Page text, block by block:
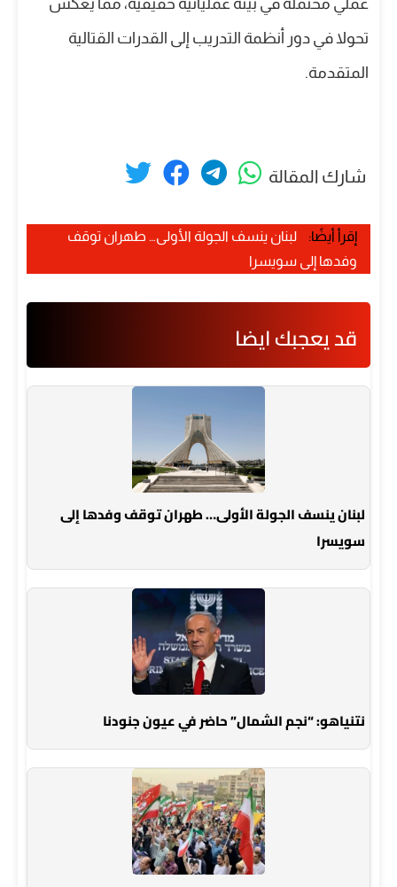
عملي محتملة في بيئة عملياتية حقيقية، مما يعكس
تحولا في دور أنظمة التدريب إلى القدرات القتالية
المتقدمة.
شارك المقالة
إقرأ أيضًا:
لبنان ينسف الجولة الأولى… طهران توقف
وفدها إلى سويسرا
قد يعجبك ايضا
لبنان ينسف الجولة الأولى… طهران توقف وفدها إلى
سويسرا
نتنياهو: “نجم الشمال” حاضر في عيون جنودنا